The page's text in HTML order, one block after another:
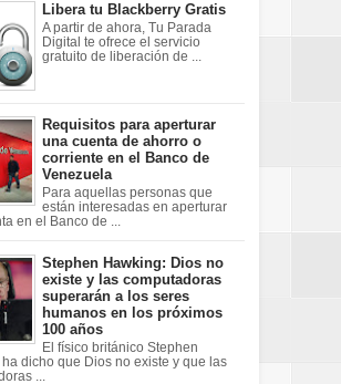
Libera tu Blackberry Gratis
A partir de ahora, Tu Parada
Digital te ofrece el servicio
gratuito de liberación de ...
Requisitos para aperturar
una cuenta de ahorro o
corriente en el Banco de
Venezuela
Para aquellas personas que
están interesadas en aperturar
en el Banco de ...
Stephen Hawking: Dios no
existe y las computadoras
superarán a los seres
humanos en los próximos
100 años
El físico británico Stephen
ha dicho que Dios no existe y que las
...